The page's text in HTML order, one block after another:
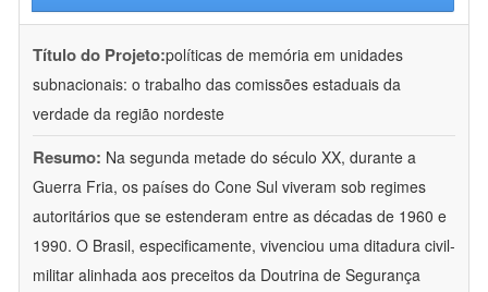
Título do Projeto:políticas de memória em unidades
subnacionais: o trabalho das comissões estaduais da
verdade da região nordeste
Resumo: Na segunda metade do século XX, durante a
Guerra Fria, os países do Cone Sul viveram sob regimes
autoritários que se estenderam entre as décadas de 1960 e
1990. O Brasil, especificamente, vivenciou uma ditadura civil-
militar alinhada aos preceitos da Doutrina de Segurança